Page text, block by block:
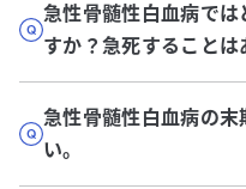
急性骨髄性白血病で
すか？急死することは
急性骨髄性白血病の末
い。